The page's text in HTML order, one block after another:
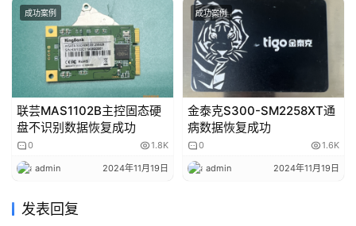
成功案例
联芸MAS1102B主控固态硬
盘不识别数据恢复成功
0 1.8K
admin 2024年11月19日
成功案例
金泰克S300-SM2258XT通
病数据恢复成功
0 1.6K
admin 2024年11月19日
发表回复